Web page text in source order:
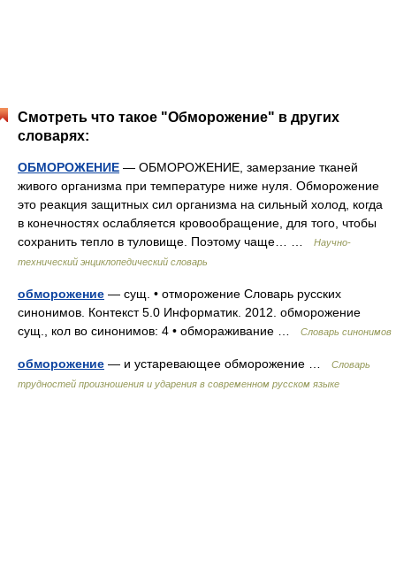
Смотреть что такое "Обморожение" в других
словарях:
ОБМОРОЖЕНИЕ — ОБМОРОЖЕНИЕ, замерзание тканей
живого организма при температуре ниже нуля. Обморожение
это реакция защитных сил организма на сильный холод, когда
в конечностях ослабляется кровообращение, для того, чтобы
сохранить тепло в туловище. Поэтому чаще… …
Научно-
технический энциклопедический словарь
обморожение — сущ. • отморожение Словарь русских
синонимов. Контекст 5.0 Информатик. 2012. обморожение
сущ., кол во синонимов: 4 • обмораживание …
Словарь синонимов
обморожение — и устаревающее обморожение …
Словарь
трудностей произношения и ударения в современном русском языке